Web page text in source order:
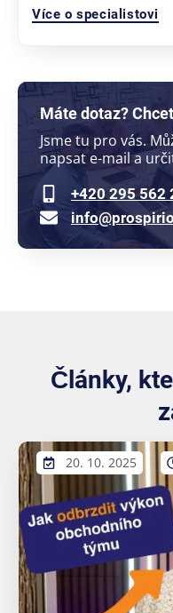
Více o specialistovi
Máte dotaz?
Jsme tu pro vás.
napsat e-mail a
+420 295 562
Články,
20. 10. 2025